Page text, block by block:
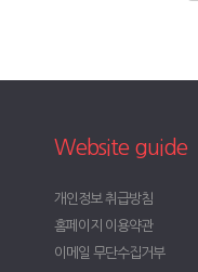
Website guide
개인정보 취급방침
홈페이지 이용약관
이메일 무단수집거부